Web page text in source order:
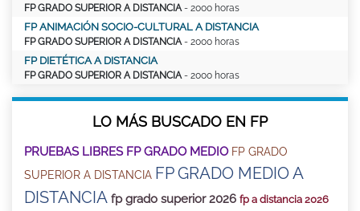
FP GRADO SUPERIOR A DISTANCIA - 2000 horas
FP ANIMACIÓN SOCIO-CULTURAL A DISTANCIA
FP GRADO SUPERIOR A DISTANCIA - 2000 horas
FP DIETÉTICA A DISTANCIA
FP GRADO SUPERIOR A DISTANCIA - 2000 horas
LO MÁS BUSCADO EN FP
PRUEBAS LIBRES FP GRADO MEDIO FP GRADO
SUPERIOR A DISTANCIA FP GRADO MEDIO A
DISTANCIA fp grado superior 2026 fp a distancia 2026